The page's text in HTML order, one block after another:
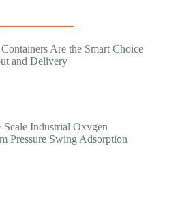
Are the Smart Choice
and Delivery
Industrial Oxygen
Pressure Swing Adsorption